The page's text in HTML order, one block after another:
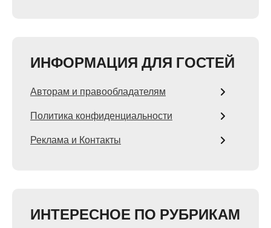
ИНФОРМАЦИЯ ДЛЯ ГОСТЕЙ
Авторам и правообладателям
Политика конфиденциальности
Реклама и Контакты
ИНТЕРЕСНОЕ ПО РУБРИКАМ